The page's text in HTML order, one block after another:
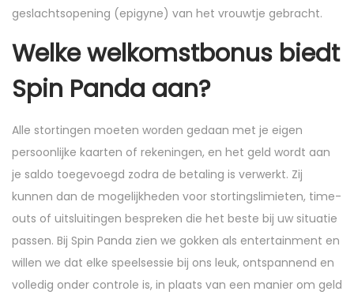
geslachtsopening (epigyne) van het vrouwtje gebracht.
Welke welkomstbonus biedt
Spin Panda aan?
Alle stortingen moeten worden gedaan met je eigen
persoonlijke kaarten of rekeningen, en het geld wordt aan
je saldo toegevoegd zodra de betaling is verwerkt. Zij
kunnen dan de mogelijkheden voor stortingslimieten, time-
outs of uitsluitingen bespreken die het beste bij uw situatie
passen. Bij Spin Panda zien we gokken als entertainment en
willen we dat elke speelsessie bij ons leuk, ontspannend en
volledig onder controle is, in plaats van een manier om geld